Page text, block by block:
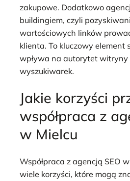
zakupowe. Dodatkowo
buildingiem, czyli
wartościowych linków
klienta. To kluczowy element
wpływa na autorytet witryny
wyszukiwarek.
Jakie korzyści
współpraca z
w Mielcu
Współpraca z agencją SEO
wiele korzyści, które mogą